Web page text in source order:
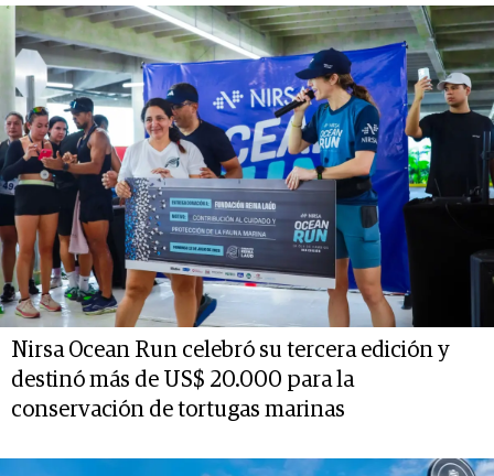
Nirsa Ocean Run celebró su tercera edición y
destinó más de US$ 20.000 para la
conservación de tortugas marinas